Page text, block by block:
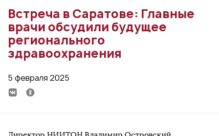
Встреча в Саратове: Главные
врачи обсудили будущее
регионального
здравоохранения
5 февраля 2025